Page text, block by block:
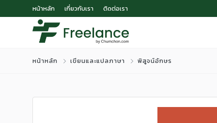
หน้าหลัก เกี่ยวกับเรา ติดต่อเรา
หน้าหลัก เขียนและแปลภาษา พิสูจน์อักษร